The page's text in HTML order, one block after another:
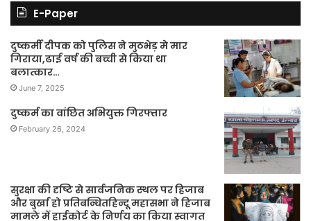
E-Paper
दुष्कर्मी दीपक को पुलिस ने मुठभेड़ मे मार
गिराया,ढाई वर्ष की बच्ची से किया था
बलात्कार…
June 7, 2025
दुष्कर्म का वांछित अभियुक्त गिरफ्तार
February 26, 2024
सुरक्षा की दृष्टि से सार्वजनिक स्थल पर हिजाब
और बुर्खा हो प्रतिबन्धितहिन्दू महासभा ने हिजाब
मामले में हाईकोर्ट के निर्णय का किया स्वागत